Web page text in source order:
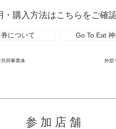
購入方法はこちらをご確認
について
同事業体
Go To Eat
外部
参加店舗